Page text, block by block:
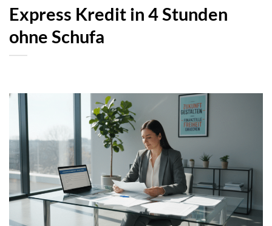
Express Kredit in 4 Stunden
ohne Schufa